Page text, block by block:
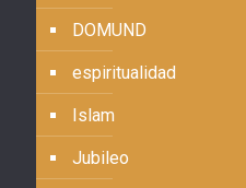
DOMUND
espiritualidad
Islam
Jubileo